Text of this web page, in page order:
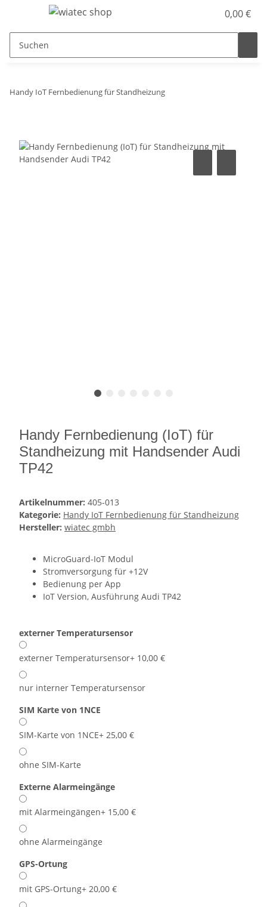
0,00 €
Handy IoT Fernbedienung für Standheizung
Handy Fernbedienung (IoT) für
Standheizung mit Handsender Audi
TP42
Artikelnummer: 405-013
Kategorie: Handy IoT Fernbedienung für Standheizung
Hersteller: wiatec gmbh
MicroGuard-IoT Modul
Stromversorgung für +12V
Bedienung per App
IoT Version, Ausführung Audi TP42
externer Temperatursensor
externer Temperatursensor+ 10,00 €
nur interner Temperatursensor
SIM Karte von 1NCE
SIM-Karte von 1NCE+ 25,00 €
ohne SIM-Karte
Externe Alarmeingänge
mit Alarmeingängen+ 15,00 €
ohne Alarmeingänge
GPS-Ortung
mit GPS-Ortung+ 20,00 €